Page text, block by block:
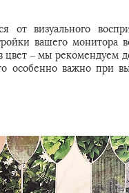
от визуального
вашего монитора
цвет – мы рекомендуем
особенно важно при